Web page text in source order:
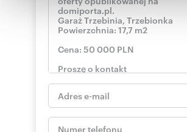
otrzymanymi od Ciebie lub uzyskanymi
korzystania z ich usług.